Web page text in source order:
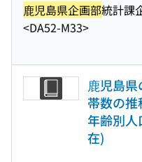
鹿児島県企画部統計課
<DA52-M33>
鹿児島
帯数の推
年齢別人
在)